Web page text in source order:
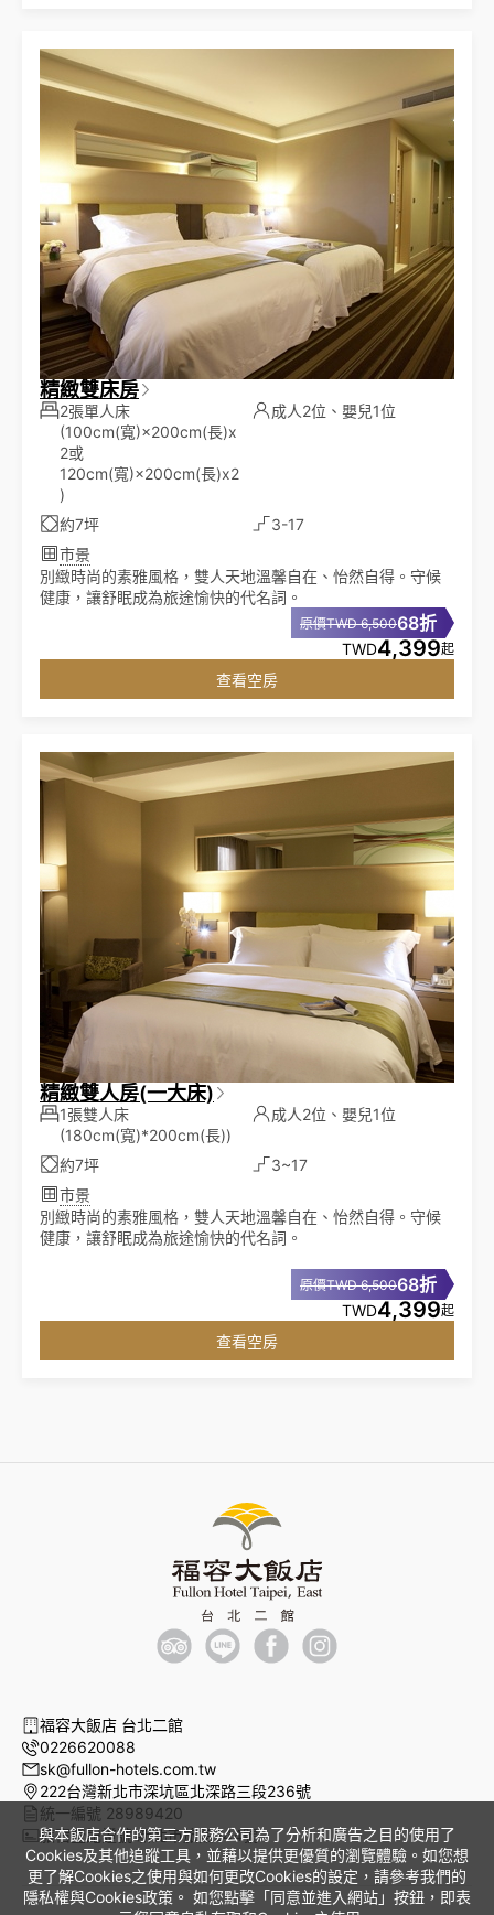
精緻雙床房
2張單人床
(100cm(寬)×200cm(長)x
2或
120cm(寬)×200cm(長)x2
)
成人2位、嬰兒1位
約7坪
3-17
市景
別緻時尚的素雅風格，雙人天地溫馨自在、怡然自得。守候
健康，讓舒眠成為旅途愉快的代名詞。
原價TWD 6,50068折
TWD4,399起
查看空房
精緻雙人房(一大床)
1張雙人床
(180cm(寬)*200cm(長))
成人2位、嬰兒1位
約7坪
3~17
市景
別緻時尚的素雅風格，雙人天地溫馨自在、怡然自得。守候
健康，讓舒眠成為旅途愉快的代名詞。
原價TWD 6,50068折
TWD4,399起
查看空房
與本飯店合作的第三方服務公司為了分析和廣告之目的使用了
Cookies及其他追蹤工具，並藉以提供更優質的瀏覽體驗。如您想
更了解Cookies之使用與如何更改Cookies的設定，請參考我們的
隱私權與Cookies政策。 如您點擊「同意並進入網站」按鈕，即表
福容大飯店 台北二館
0226620088
sk@fullon-hotels.com.tw
222台灣新北市深坑區北深路三段236號
統一編號 28989420
旅宿登記證號 新北市旅館244號